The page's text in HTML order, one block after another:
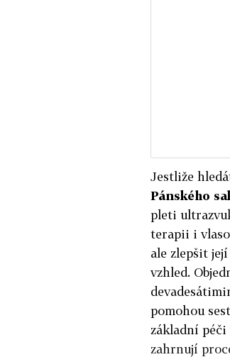
Jestliže
Pánského
pleti
terapii i
ale zlepšit
vzhled.
pomohou
základní
zahrnují